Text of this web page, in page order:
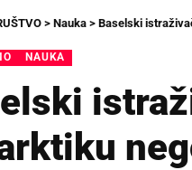
> Nauka > Baselski
NAUKA